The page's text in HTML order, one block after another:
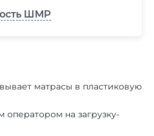
ШМР
матрасы в пластиковую
на загрузку-